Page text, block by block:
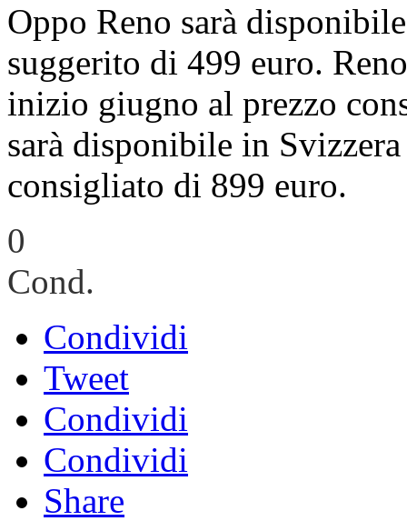
Oppo Reno sarà
suggerito di 499 euro.
inizio giugno al prezzo
sarà disponibile in
consigliato di 899 euro.
0
Cond.
Condividi
Tweet
Condividi
Condividi
Share